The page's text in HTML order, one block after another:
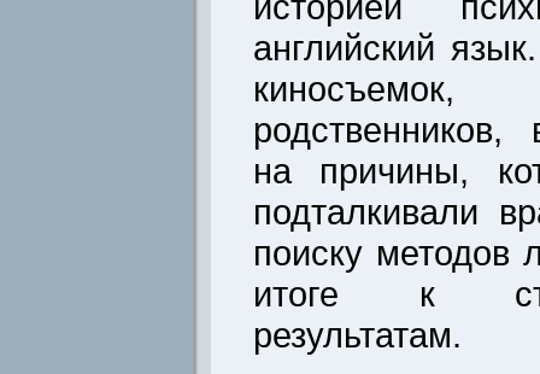
английский
родственников,
на причины,
подталкивали
поиску методов
итоге к
результатам.